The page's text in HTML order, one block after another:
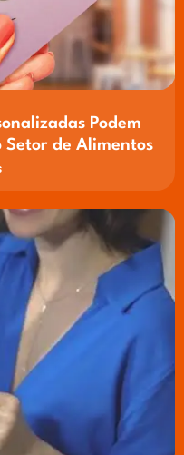
Podem
Setor de Alimentos